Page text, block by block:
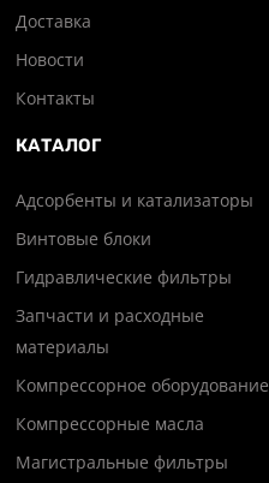
Доставка
Новости
Контакты
КАТАЛОГ
Адсорбенты и катализаторы
Винтовые блоки
Гидравлические фильтры
Запчасти и расходные
материалы
Компрессорное оборудование
Компрессорные масла
Магистральные фильтры